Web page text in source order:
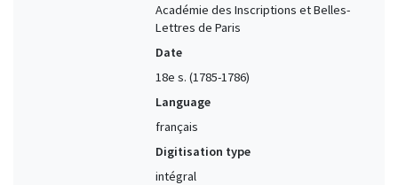
Académie des Inscriptions et Belles-
Lettres de Paris
Date
18e s. (1785-1786)
Language
français
Digitisation type
intégral